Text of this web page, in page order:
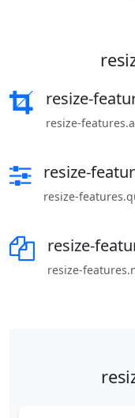
resize-
resize-
resize-
resize-
resize-
resize-